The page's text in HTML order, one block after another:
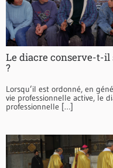
Le diacre conserve-t-
?
Lorsqu’il est ordonné, en
vie professionnelle active, le
professionnelle […]